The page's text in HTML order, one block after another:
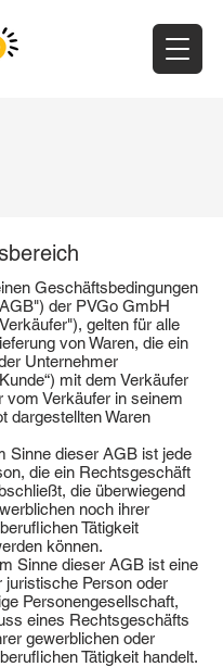
Geschäftsbedingungen
der PVGo GmbH
gelten für alle
von Waren, die ein
Unternehmer
mit dem Verkäufer
vom Verkäufer in seinem
dargestellten Waren
Sinne dieser AGB ist jede
die ein Rechtsgeschäft
die überwiegend
noch ihrer
Tätigkeit
können.
Sinne dieser AGB ist eine
juristische Person oder
Personengesellschaft,
eines Rechtsgeschäfts
gewerblichen oder
Tätigkeit handelt.